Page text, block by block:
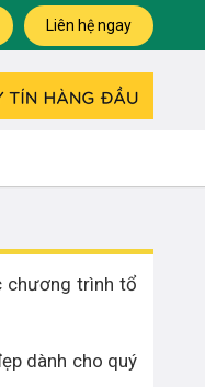
Liên hệ ngay
chương trình tổ
dành cho quý